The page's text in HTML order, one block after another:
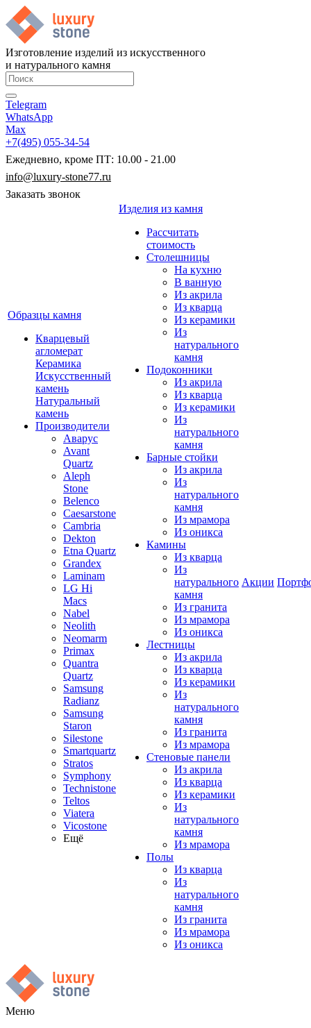
Изготовление изделий из искусственного
и натурального камня
Telegram
WhatsApp
Max
+7(495) 055-34-54
Ежедневно, кроме ПТ: 10.00 - 21.00
info@luxury-stone77.ru
Заказать звонок
Образцы камня
Кварцевый
агломерат
Керамика
Искусственный
камень
Натуральный
камень
Производители
Аварус
Avant
Quartz
Aleph
Stone
Belenco
Caesarstone
Cambria
Dekton
Etna Quartz
Grandex
Laminam
LG Hi
Macs
Nabel
Neolith
Neomarm
Primax
Quantra
Quartz
Samsung
Radianz
Samsung
Staron
Silestone
Smartquartz
Stratos
Symphony
Technistone
Teltos
Viatera
Vicostone
Ещё
Изделия из камня
Рассчитать
стоимость
Столешницы
На кухню
В ванную
Из акрила
Из кварца
Из керамики
Из
натурального
камня
Подоконники
Из акрила
Из кварца
Из керамики
Из
натурального
камня
Барные стойки
Из акрила
Из
натурального
камня
Из мрамора
Из оникса
Камины
Из кварца
Из
натурального
камня
Из гранита
Из мрамора
Из оникса
Лестницы
Из акрила
Из кварца
Из керамики
Из
натурального
камня
Из гранита
Из мрамора
Стеновые панели
Из акрила
Из кварца
Из керамики
Из
натурального
камня
Из мрамора
Полы
Из кварца
Из
натурального
камня
Из гранита
Из мрамора
Из оникса
Акции
Меню